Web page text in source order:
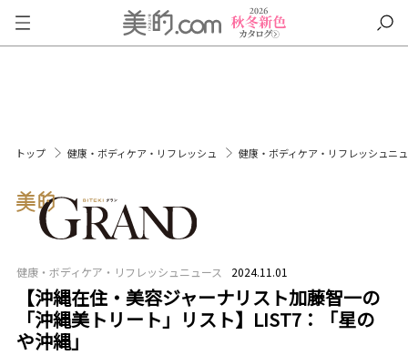
トップ 健康・ボディケア・リフレッシュ 健康・ボディケア・リフレッシュニ
健康・ボディケア・リフレッシュニュース 2024.11.01
【沖縄在住・美容ジャーナリスト加藤智一の
「沖縄美トリート」リスト】LIST7：「星の
や沖縄」